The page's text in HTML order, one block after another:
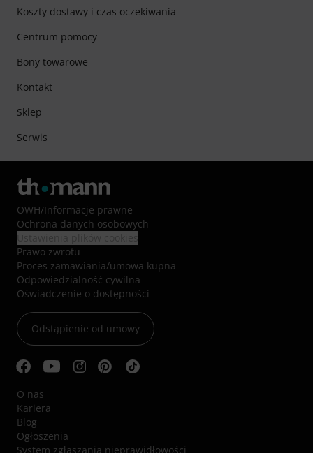
Koszty dostawy i czas oczekiwania
Centrum pomocy
Bony towarowe
Kontakt
Sklep
Serwis
OWH/Informacje prawne
Ochrona danych osobowych
Prawo zwrotu
Proces zamawiania/umowa kupna
Odpowiedzialność cywilna
Oświadczenie o dostępności
Odstąpienie od umowy
O nas
Kariera
Blog
Ogłoszenia
System zgłaszania nieprawidłowości